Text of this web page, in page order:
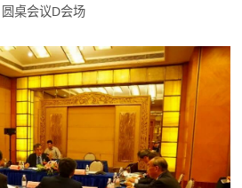
圆桌会议D会场